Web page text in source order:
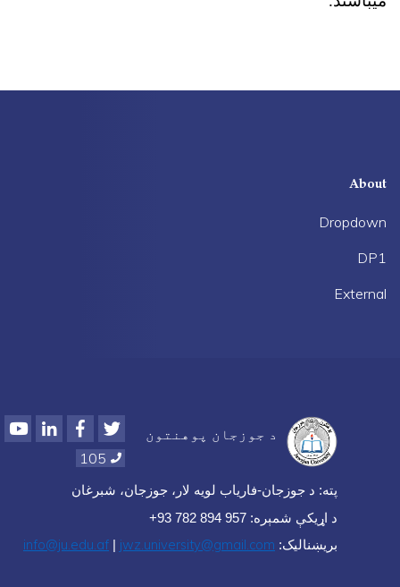
About
Dropdown
DP1
External
د جوزجان پوهنتون YoutubeLinkedInFacebook
105
پته: د جوزجان-فاریاب لویه لار، جوزجان، شبرغان
د اړيکې شمېره: 957 894 782 93+
بریښنا‌لیک:
info@ju.edu.af jwz.university@gmail.com